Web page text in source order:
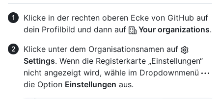
Klicke in der rechten oberen Ecke von GitHub auf
dein Profilbild und dann auf
Your organizations.
Klicke unter dem Organisationsnamen auf
Settings. Wenn die Registerkarte „Einstellungen“
nicht angezeigt wird, wähle im Dropdownmenü
die Option Einstellungen aus.